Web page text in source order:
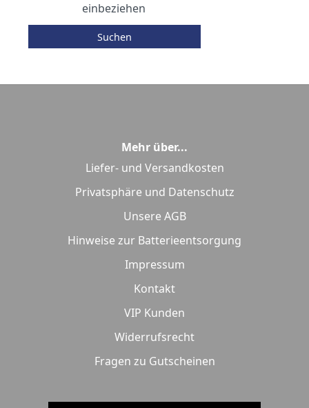
einbeziehen
Suchen
Mehr über...
Liefer- und Versandkosten
Privatsphäre und Datenschutz
Unsere AGB
Hinweise zur Batterieentsorgung
Impressum
Kontakt
VIP Kunden
Widerrufsrecht
Fragen zu Gutscheinen